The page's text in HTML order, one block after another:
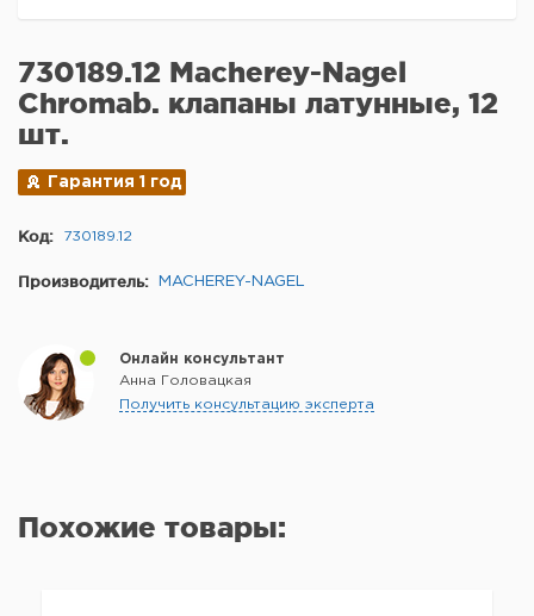
730189.12 Macherey-Nagel
Chromab. клапаны латунные, 12
шт.
Гарантия 1 год
Код: 730189.12
Производитель: MACHEREY-NAGEL
Онлайн консультант
Анна Головацкая
Получить консультацию эксперта
Похожие товары: